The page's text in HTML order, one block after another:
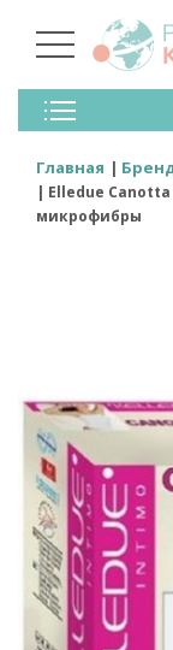
Колготки
Чулки
Лосины
Носки И Гольфы
Главная
Elledue
микрофибры